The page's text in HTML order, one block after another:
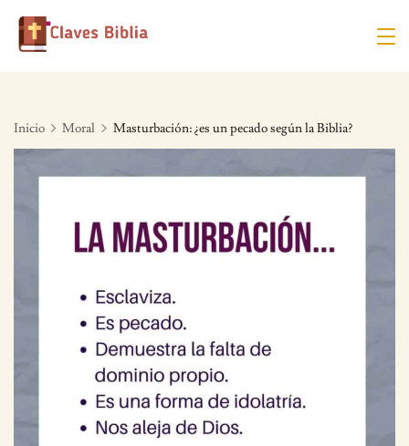
Skip
Inicio Moral Masturbación: ¿es un pecado según la Biblia?